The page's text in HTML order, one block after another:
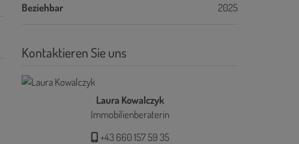
Beziehbar
2025
Kontaktieren Sie uns
Laura Kowalczyk
Immobilienberaterin
+43 660 157 59 35